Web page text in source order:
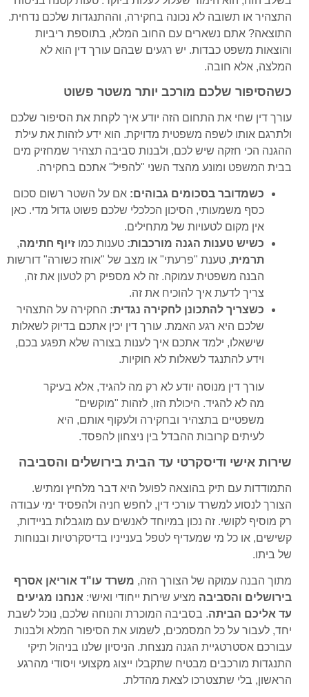
התצהיר או תשובה לא נכונה בחקירה, וההתנגדות שלכם נדחית.
התוצאה? אתם נשארים עם החוב המלא, בתוספת ריביות
והוצאות משפט כבדות. יש רגעים שבהם עורך דין הוא לא
המלצה, אלא חובה.
כשהסיפור שלכם מורכב יותר משטר פשוט
עורך דין שחי את התחום הזה יודע איך לקחת את הסיפור שלכם
ולתרגם אותו לשפה משפטית מדויקת. הוא ידע לזהות את עילת
ההגנה הכי חזקה שיש לכם, ולבנות סביבה תצהיר שמחזיק מים
בבית המשפט ומונע מהצד השני "להפיל" אתכם בחקירה.
כשמדובר בסכומים גבוהים: אם על השטר רשום סכום
כסף משמעותי, הסיכון הכלכלי שלכם פשוט גדול מדי. כאן
אין מקום לטעויות של מתחילים.
כשיש טענות הגנה מורכבות: טענות כמו זיוף חתימה,
תרמית, טענת "פרעתי" או מצב של "אוחז כשורה" דורשות
הבנה משפטית עמוקה. זה לא מספיק רק לטעון את זה,
צריך לדעת איך להוכיח את זה.
כשצריך להתכונן לחקירה נגדית: החקירה על התצהיר
שלכם היא רגע האמת. עורך דין יכין אתכם בדיוק לשאלות
שישאלו, ילמד אתכם איך לענות בצורה שלא תפגע בכם,
וידע להתנגד לשאלות לא חוקיות.
עורך דין מנוסה יודע לא רק מה להגיד, אלא בעיקר
מה לא להגיד. היכולת הזו, לזהות "מוקשים"
משפטיים בתצהיר ובחקירה ולעקוף אותם, היא
לעיתים קרובות ההבדל בין ניצחון להפסד.
שירות אישי ודיסקרטי עד הבית בירושלים והסביבה
התמודדות עם תיק בהוצאה לפועל היא דבר מלחיץ ומתיש.
הצורך לנסוע למשרד עורכי דין, לחפש חניה ולהפסיד ימי עבודה
רק מוסיף לקושי. זה נכון במיוחד לאנשים עם מוגבלות בניידות,
קשישים, או כל מי שמעדיף לטפל בענייניו בדיסקרטיות ובנוחות
של ביתו.
מתוך הבנה עמוקה של הצורך הזה, משרד עו"ד אוריאן אסרף
בירושלים והסביבה מציע שירות ייחודי ואישי: אנחנו מגיעים
עד אליכם הביתה. בסביבה המוכרת והנוחה שלכם, נוכל לשבת
יחד, לעבור על כל המסמכים, לשמוע את הסיפור המלא ולבנות
עבורכם אסטרטגיית הגנה מנצחת. הניסיון שלנו בניהול תיקי
התנגדות מורכבים מבטיח שתקבלו ייצוג מקצועי ויסודי מהרגע
הראשון, בלי שתצטרכו לצאת מהדלת.